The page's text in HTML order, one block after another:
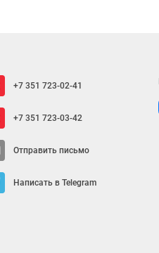
+7 351 723-02-41
+7 351 723-03-42
Отправить письмо
Написать в Telegram